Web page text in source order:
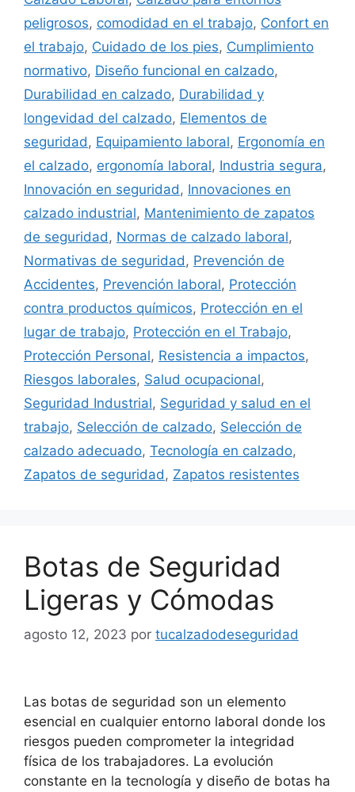
peligrosos, comodidad en el trabajo, Confort en
el trabajo, Cuidado de los pies, Cumplimiento
normativo, Diseño funcional en calzado,
Durabilidad en calzado, Durabilidad y
longevidad del calzado, Elementos de
seguridad , Equipamiento laboral, Ergonomía en
el calzado, ergonomía laboral, Industria segura,
Innovación en seguridad , Innovaciones en
calzado industrial, Mantenimiento de zapatos
de seguridad , Normas de calzado laboral,
Normativas de seguridad , Prevención de
Accidentes, Prevención laboral, Protección
contra productos químicos, Protección en el
lugar de trabajo, Protección en el Trabajo,
Protección Personal, Resistencia a impactos,
Riesgos laborales, Salud ocupacional,
Seguridad Industrial, Seguridad y salud en el
trabajo, Selección de calzado, Selección de
calzado adecuado, Tecnología en calzado,
Zapatos de seguridad , Zapatos resistentes
Botas de Seguridad
Ligeras y Cómodas
agosto 12, 2023 por tucalzadodeseguridad
Las botas de seguridad son un elemento
esencial en cualquier entorno laboral donde los
riesgos pueden comprometer la integridad
física de los trabajadores. La evolución
constante en la tecnología y diseño de botas ha